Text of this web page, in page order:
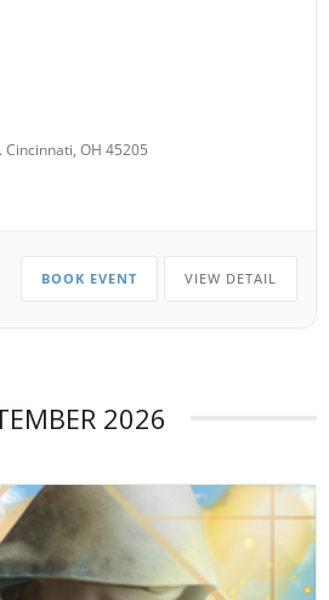
OH 45205
BOOK EVENT VIEW DETAIL
2026